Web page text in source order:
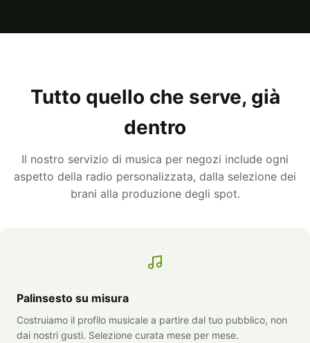
Tutto quello che serve, già
dentro
Il nostro servizio di musica per negozi include ogni
aspetto della radio personalizzata, dalla selezione dei
brani alla produzione degli spot.
Palinsesto su misura
Costruiamo il profilo musicale a partire dal tuo pubblico, non
dai nostri gusti. Selezione curata mese per mese.